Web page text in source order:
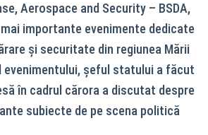
Aerospace and Security – BSDA,
importante evenimente dedicate
și securitate din regiunea Mării
evenimentului, șeful statului a făcut
în cadrul cărora a discutat despre
subiecte de pe scena politică